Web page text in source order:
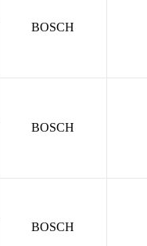
BOSCH
BOSCH
BOSCH